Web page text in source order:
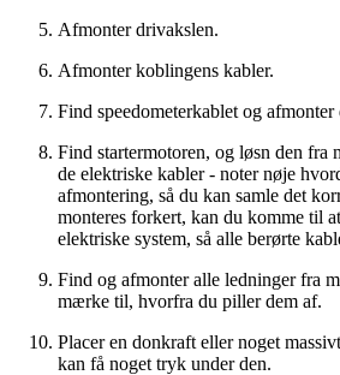
Afmonter drivakslen.
Afmonter koblingens kabler.
Find speedometerkablet og
Find startermotoren, og løsn den fra
de elektriske kabler - noter nøje
afmontering, så du kan samle det
monteres forkert, kan du komme til
elektriske system, så alle berørte
Find og afmonter alle ledninger fra
mærke til, hvorfra du piller dem af.
Placer en donkraft eller noget
kan få noget tryk under den.